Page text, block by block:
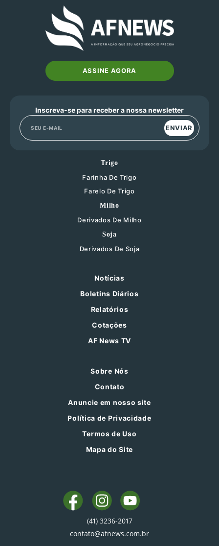
ASSINE AGORA
Inscreva-se para receber a nossa newsletter
ENVIAR
Trigo
Farinha De Trigo
Farelo De Trigo
Milho
Derivados De Milho
Soja
Derivados De Soja
Notícias
Boletins Diários
Relatórios
Cotações
AF News TV
Sobre Nós
Contato
Anuncie em nosso site
Política de Privacidade
Termos de Uso
Mapa do Site
(41) 3236-2017
contato@afnews.com.br